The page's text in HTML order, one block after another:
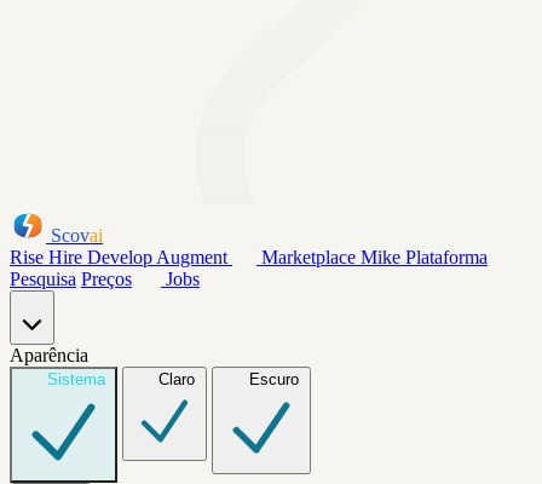
Scovai
Rise Hire Develop Augment Marketplace Mike Plataforma
Pesquisa Preços Jobs
Aparência
Sistema Claro Escuro